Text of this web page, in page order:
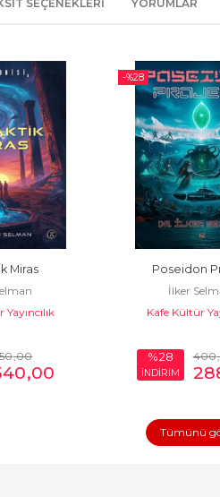
SEÇENEKLERI YORUMLAR
Miras
,00
,00
-%28
Poseidon
İlker
Kafe Kültür
%28
İNDİRİM
400
Tümünü